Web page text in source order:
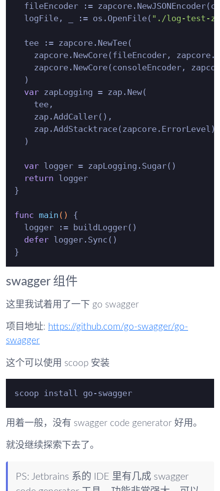
fileEncoder :=
  logFile, _ := os.OpenFile(
"./log-test-
  tee := zapcore.NewTee(
zapcore.NewCore(fileEncoder,
zapcore.NewCore(consoleEncoder,
  )
var zapLogging = zap.New(
    tee,
    zap.AddCaller(),
    zap.AddStacktrace(zapcore.ErrorLevel),
  )
var logger = zapLogging.Sugar()
return logger
}
func main ()
{
  logger := buildLogger()
defer logger.Sync()
swagger 组件
这里我试着用了一下 go swagger
项目地址: https://github.com/go-swagger/go-
swagger
这个可以使用 scoop 安装
scoop install go-swagger
用着一般，没有 swagger code generator 好用。
就没继续探索下去了。
PS: Jetbrains 系的 IDE 里有几成 swagger